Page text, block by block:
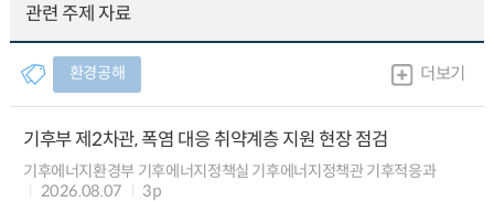
관련 주제 자료
환경공해 더보기
기후부 제2차관, 폭염 대응 취약계층 지원 현장 점검
기후에너지환경부 기후에너지정책실 기후에너지정책관 기후적응과
2026.08.07
3p